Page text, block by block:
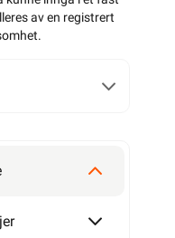
av en registrert
.